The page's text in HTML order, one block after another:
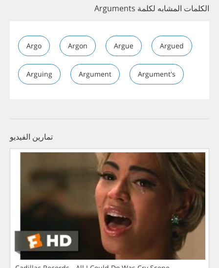
الكلمات المشابه لكلمة Arguments
Argo Argon Argue Argued
Arguing Argument Argument's
تمارين الفيديو